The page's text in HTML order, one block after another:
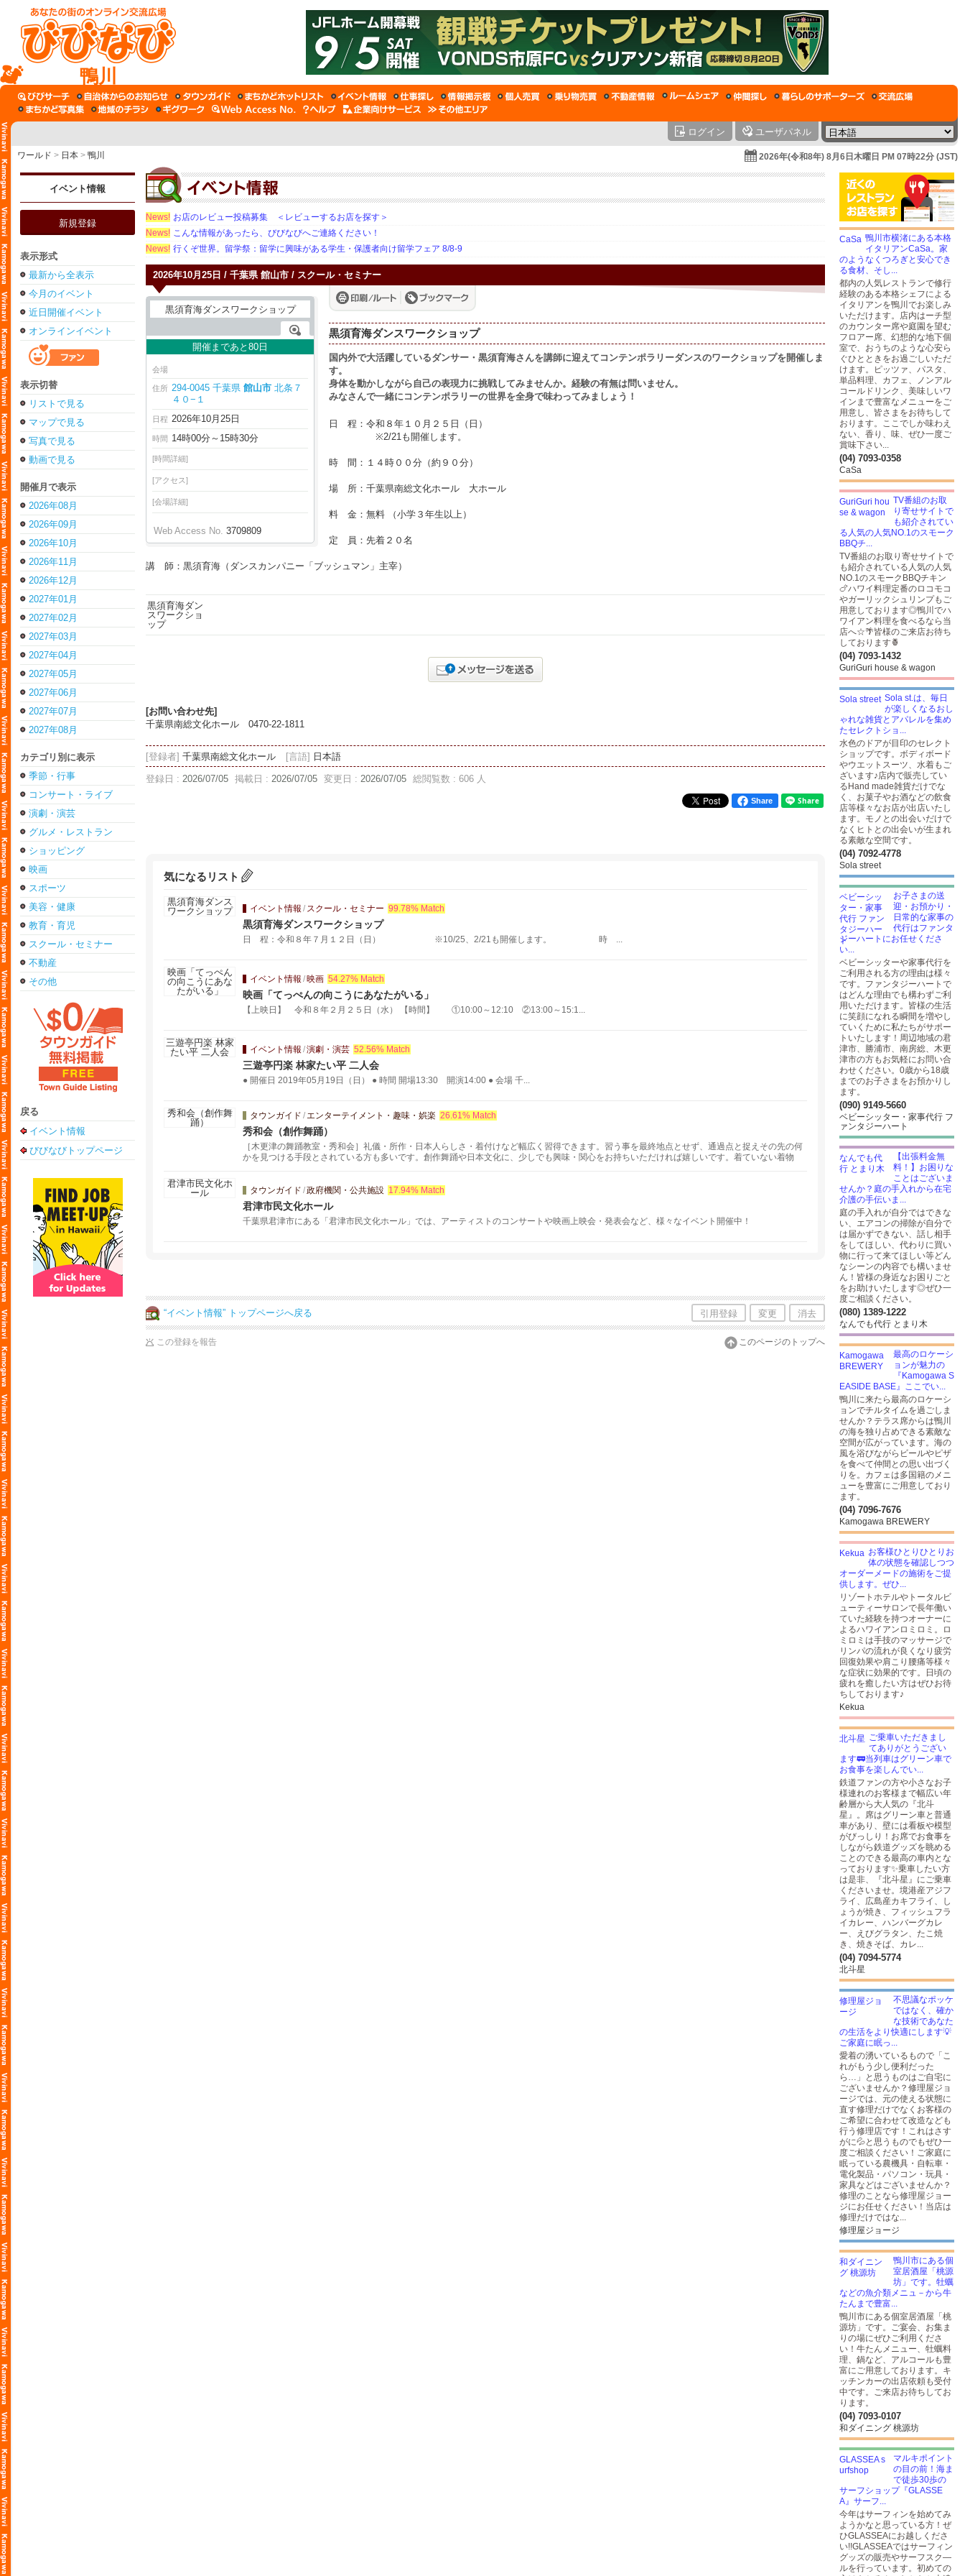
鴨川
ログイン ユーザパネル
ワールド > 日本 > 鴨川 2026年(令和8年) 8月6日木曜日 PM 07時22分 (JST)
イベント情報
新規登録
表示形式
最新から全表示
今月のイベント
近日開催イベント
オンラインイベント
表示切替
リストで見る
マップで見る
写真で見る
動画で見る
開催月で表示
2026年08月
2026年09月
2026年10月
2026年11月
2026年12月
2027年01月
2027年02月
2027年03月
2027年04月
2027年05月
2027年06月
2027年07月
2027年08月
カテゴリ別に表示
季節・行事
コンサート・ライブ
演劇・演芸
グルメ・レストラン
ショッピング
映画
スポーツ
美容・健康
教育・育児
スクール・セミナー
不動産
その他
戻る
イベント情報
びびなびトップページ
News! お店のレビュー投稿募集 ＜レビューするお店を探す＞
News! こんな情報があったら、びびなびへご連絡ください！
News! 行くぞ世界。留学祭：留学に興味がある学生・保護者向け留学フェア 8/8-9
2026年10月25日 / 千葉県 館山市 / スクール・セミナー
開催まであと80日
会場
住所 294-0045 千葉県 館山市 北条７
４０−１
日程 2026年10月25日
時間 14時00分～15時30分
[時間詳細]
[アクセス]
[会場詳細]
Web Access No. 3709809
黒須育海ダンスワークショップ
国内外で大活躍しているダンサー・黒須育海さんを講師に迎えてコンテンポラリーダンスのワークショップを開催しま
す。
身体を動かしながら自己の表現力に挑戦してみませんか。経験の有無は問いません。
みなさんで一緒にコンテンポラリーの世界を全身で味わってみましょう！
日 程：令和８年１０月２５日（日）
※2/21も開催します。
時 間：１４時００分（約９０分）
場 所：千葉県南総文化ホール 大ホール
料 金：無料 （小学３年生以上）
定 員：先着２０名
講 師：黒須育海（ダンスカンパニー「ブッシュマン」主宰）
[お問い合わせ先]
千葉県南総文化ホール 0470-22-1811
[登録者] 千葉県南総文化ホール [言語] 日本語
登録日 : 2026/07/05 掲載日 : 2026/07/05 変更日 : 2026/07/05 総閲覧数 : 606 人
Share
気になるリスト
イベント情報 / スクール・セミナー 99.78% Match
黒須育海ダンスワークショップ
日 程：令和８年７月１２日（日） ※10/25、2/21も開催します。 時 ...
イベント情報 /映画 54.27% Match
映画「てっぺんの向こうにあなたがいる」
【上映日】 令和８年２月２５日（水） 【時間】 ①10:00～12:10 ②13:00～15:1...
イベント情報 /演劇・演芸 52.56% Match
三遊亭円楽 林家たい平 二人会
● 開催日 2019年05月19日（日） ● 時間 開場13:30 開演14:00 ● 会場 千...
タウンガイド /エンターテイメント・趣味・娯楽 26.61% Match
秀和会（創作舞踊）
［木更津の舞踊教室・秀和会］礼儀・所作・日本人らしさ・着付けなど幅広く習得できます。習う事を最終地点とせず、通過点と捉えその先の何
かを見つける手段とされている方も多いです。創作舞踊や日本文化に、少しでも興味・関心をお持ちいただければ嬉しいです。着ていない着物
タウンガイド /政府機関・公共施設 17.94% Match
君津市民文化ホール
千葉県君津市にある「君津市民文化ホール」では、アーティストのコンサートや映画上映会・発表会など、様々なイベント開催中！
“イベント情報” トップページへ戻る 引用登録 変更 消去
この登録を報告 このページのトップへ
鴨川市横渚にある本格
イタリアンCaSa。家
のようなくつろぎと安心でき
る食材、そし...
都内の人気レストランで修行
経験のある本格シェフによる
イタリアンを鴨川でお楽しみ
いただけます。店内はーチ型
のカウンター席や庭園を望む
フロアー席、幻想的な地下個
室で、おうちのような心安ら
ぐひとときをお過ごしいただ
けます。ピッツァ、パスタ、
単品料理、カフェ、ノンアル
コールドリンク、美味しいワ
インまで豊富なメニューをご
用意し、皆さまをお待ちして
おります。ここでしか味わえ
ない、香り、味、ぜひ一度ご
賞味下さい...
(04) 7093-0358
CaSa
TV番組のお取
り寄せサイトで
も紹介されてい
る人気の人気NO.1のスモーク
BBQチ...
TV番組のお取り寄せサイトで
も紹介されている人気の人気
NO.1のスモークBBQチキン
🍗ハワイ料理定番のロコモコ
やガーリックシュリンプもご
用意しております◎鴨川でハ
ワイアン料理を食べるなら当
店へ☆🌴皆様のご来店お待ち
しております🍍
(04) 7093-1432
GuriGuri house & wagon
Sola st.は、毎日
が楽しくなるおし
ゃれな雑貨とアパレルを集め
たセレクトショ...
水色のドアが目印のセレクト
ショップです。ボディボード
やウエットスーツ、水着もご
ざいます♪店内で販売してい
るHand made雑貨だけでな
く、お菓子やお酒などの飲食
店等様々なお店が出店いたし
ます。モノとの出会いだけで
なくヒトとの出会いが生まれ
る素敵な空間です。
(04) 7092-4778
Sola street
お子さまの送
迎・お預かり・
日常的な家事の
代行はファンタ
ジーハートにお任せくださ
い...
ベビーシッターや家事代行を
ご利用される方の理由は様々
です。ファンタジーハートで
はどんな理由でも構わずご利
用いただけます。皆様の生活
に笑顔になれる瞬間を増やし
ていくために私たちがサポー
トいたします！周辺地域の君
津市、勝浦市、南房総、木更
津市の方もお気軽にお問い合
わせください。0歳から18歳
までのお子さまをお預かりし
ます。
(090) 9149-5660
ベビーシッター・家事代行 フ
ァンタジーハート
【出張料金無
料！】お困りな
ことはございま
せんか？庭の手入れから在宅
介護の手伝いま...
庭の手入れが自分ではできな
い、エアコンの掃除が自分で
は届かずできない、話し相手
をしてほしい、代わりに買い
物に行って来てほしい等どん
なシーンの内容でも構いませ
ん！皆様の身近なお困りごと
をお助けいたします◎ぜひ一
度ご相談ください。
(080) 1389-1222
なんでも代行 とまり木
最高のロケーシ
ョンが魅力の
『Kamogawa S
EASIDE BASE』ここでい...
鴨川に来たら最高のロケーシ
ョンでチルタイムを過ごしま
せんか？テラス席からは鴨川
の海を独り占めできる素敵な
空間が広がっています。海の
風を浴びながらビールやピザ
を食べて仲間との思い出づく
りを。カフェは多国籍のメニ
ューを豊富にご用意しており
ます。
(04) 7096-7676
Kamogawa BREWERY
お客様ひとりひとりお
体の状態を確認しつつ
オーダーメードの施術をご提
供します。ぜひ...
リゾートホテルやトータルビ
ューティーサロンで長年働い
ていた経験を持つオーナーに
よるハワイアンロミロミ。ロ
ミロミは手技のマッサージで
リンパの流れが良くなり疲労
回復効果や肩こり腰痛等様々
な症状に効果的です。日頃の
疲れを癒したい方はぜひお待
ちしております♪
Kekua
ご乗車いただきまし
てありがとうござい
ます🚃当列車はグリーン車で
お食事を楽しんでい...
鉄道ファンの方や小さなお子
様連れのお客様まで幅広い年
齢層から大人気の『北斗
星』。席はグリーン車と普通
車があり、壁には看板や模型
がびっしり！お席でお食事を
しながら鉄道グッズを眺める
ことのできる最高の車内とな
っております✨乗車したい方
は是非、『北斗星』にご乗車
くださいませ。境港産アジフ
ライ、広島産カキフライ、し
ょうが焼き、フィッシュフラ
イカレー、ハンバーグカレ
ー、えびグラタン、たこ焼
き、焼きそば、カレ...
(04) 7094-5774
北斗星
不思議なポッケ
ではなく、確か
な技術であなた
の生活をより快適にします💡
ご家庭に眠っ...
愛着の湧いているもので「こ
れがもう少し便利だった
ら…」と思うものはご自宅に
ございませんか？修理屋ジョ
ージでは、元の使える状態に
直す修理だけでなくお客様の
ご希望に合わせて改造なども
行う修理店です！これはさす
がに💦と思うものでもぜひ一
度ご相談ください！ご家庭に
眠っている農機具・自転車・
電化製品・パソコン・玩具・
家具などはございませんか？
修理のことなら修理屋ジョー
ジにお任せください！当店は
修理だけではな...
修理屋ジョージ
鴨川市にある個
室居酒屋「桃源
坊」です。牡蠣
などの魚介類メニュ－から牛
たんまで豊富...
鴨川市にある個室居酒屋「桃
源坊」です。ご宴会、お集ま
りの場にぜひご利用くださ
い！牛たんメニュー、牡蠣料
理、鍋など、アルコールも豊
富にご用意しております。キ
ッチンカーの出店依頼も受付
中です。ご来店お待ちしてお
ります。
(04) 7093-0107
和ダイニング 桃源坊
マルキポイント
の目の前！海ま
で徒歩30歩の
サーフショップ『GLASSE
A』サーフ...
今年はサーフィンを始めてみ
ようかなと思っている方！ぜ
ひGLASSEAにお越しくださ
い!!GLASSEAではサーフィン
グッズの販売やサーフスク―
ルを行っています。初めての